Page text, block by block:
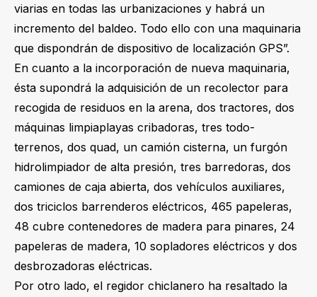
viarias en todas las urbanizaciones y habrá un
incremento del baldeo. Todo ello con una maquinaria
que dispondrán de dispositivo de localización GPS”.
En cuanto a la incorporación de nueva maquinaria,
ésta supondrá la adquisición de un recolector para
recogida de residuos en la arena, dos tractores, dos
máquinas limpiaplayas cribadoras, tres todo-
terrenos, dos quad, un camión cisterna, un furgón
hidrolimpiador de alta presión, tres barredoras, dos
camiones de caja abierta, dos vehículos auxiliares,
dos triciclos barrenderos eléctricos, 465 papeleras,
48 cubre contenedores de madera para pinares, 24
papeleras de madera, 10 sopladores eléctricos y dos
desbrozadoras eléctricas.
Por otro lado, el regidor chiclanero ha resaltado la